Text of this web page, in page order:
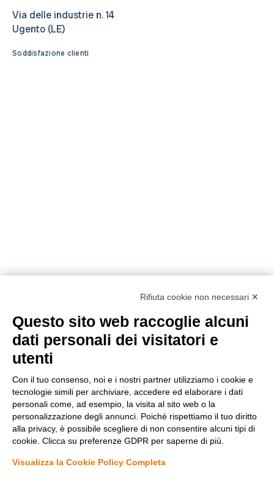
Aumenta
Via delle industrie n. 14
Ugento (LE)
Soddisfazione clienti
Metodi di pagamento
Condizioni di vendita
Privacy Policy
Modifica preferenze Cookie
Rifiuta cookie non necessari ✕
Questo sito web raccoglie alcuni
dati personali dei visitatori e
utenti
Con il tuo consenso, noi e i nostri partner utilizziamo i cookie e
tecnologie simili per archiviare, accedere ed elaborare i dati
personali come, ad esempio, la visita al sito web o la
personalizzazione degli annunci. Poiché rispettiamo il tuo diritto
alla privacy, è possibile scegliere di non consentire alcuni tipi di
cookie. Clicca su preferenze GDPR per saperne di più.
Visualizza la Cookie Policy Completa